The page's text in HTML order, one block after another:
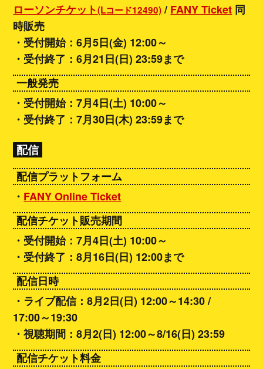
ローソンチケット(Lコード12490) / FANY Ticket 同
時販売
・受付開始：6月5日(金) 12:00～
・受付終了：6月21日(日) 23:59まで
一般発売
・受付開始：7月4日(土) 10:00～
・受付終了：7月30日(木) 23:59まで
配信
配信プラットフォーム
・ FANY Online Ticket
配信チケット販売期間
・受付開始：7月4日(土) 10:00～
・受付終了：8月16日(日) 12:00まで
配信日時
・ライブ配信：8月2日(日) 12:00～14:30 /
17:00～19:30
・視聴期間：8月2(日) 12:00～8/16(日) 23:59
配信チケット料金